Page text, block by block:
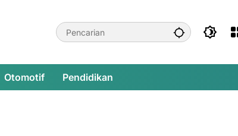
Otomotif Pendidikan